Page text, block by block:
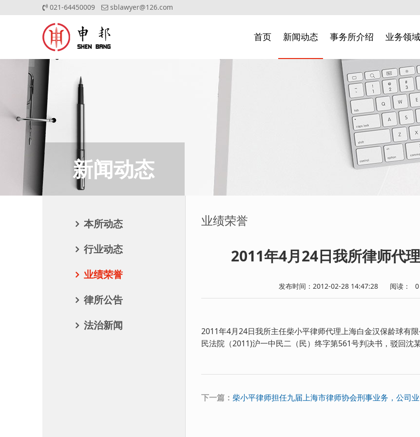
021-64450009 sblawyer@126.com
首页 新闻动态 事务所介绍 业务领域
新闻动态
本所动态
行业动态
业绩荣誉
律所公告
法治新闻
业绩荣誉
2011年4月24日我所律师代
发布时间：2012-02-28 14:47:28 阅读： 0
2011年4月24日我所主任柴小平律师代理上海白金汉保龄球有
民法院（2011)沪一中民二（民）终字第561号判决书，驳回沈
下一篇： 柴小平律师担任九届上海市律师协会刑事业务，公司